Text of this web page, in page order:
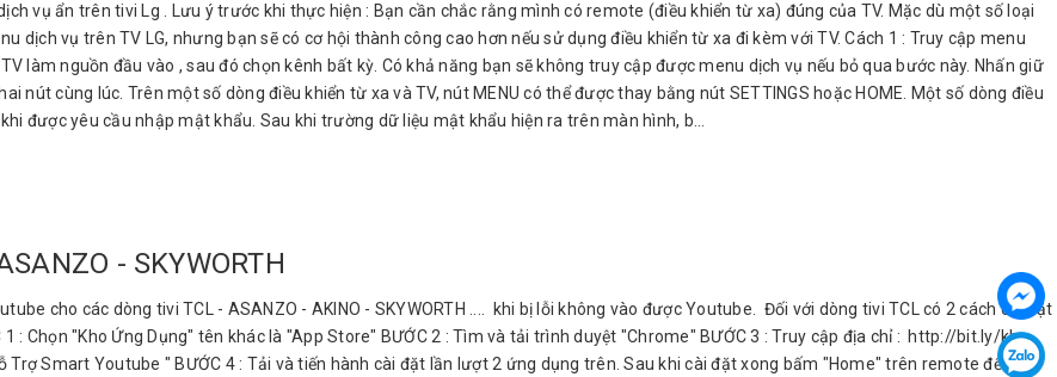
vụ ẩn trên tivi Lg . Lưu ý trước khi thực hiện : Bạn cần chắc rằng mình có remote (điều khiển từ xa) đúng của TV. Mặc dù một số loại
dịch vụ trên TV LG, nhưng bạn sẽ có cơ hội thành công cao hơn nếu sử dụng điều khiển từ xa đi kèm với TV. Cách 1 : Truy cập menu
làm nguồn đầu vào , sau đó chọn kênh bất kỳ. Có khả năng bạn sẽ không truy cập được menu dịch vụ nếu bỏ qua bước này. Nhấn giữ
nút cùng lúc. Trên một số dòng điều khiển từ xa và TV, nút MENU có thể được thay bằng nút SETTINGS hoặc HOME. Một số dòng điều
được yêu cầu nhập mật khẩu. Sau khi trường dữ liệu mật khẩu hiện ra trên màn hình, b...
- SKYWORTH
cho các dòng tivi TCL - ASANZO - AKINO - SKYWORTH .... khi bị lỗi không vào được Youtube. Đối với dòng tivi TCL có 2 cách cài đặt
: Chọn "Kho Ứng Dụng" tên khác là "App Store" BƯỚC 2 : Tìm và tải trình duyệt "Chrome" BƯỚC 3 : Truy cập địa chỉ : http://bit.ly/kho-
Smart Youtube " BƯỚC 4 : Tải và tiến hành cài đặt lần lượt 2 ứng dụng trên. Sau khi cài đặt xong bấm "Home" trên remote để về